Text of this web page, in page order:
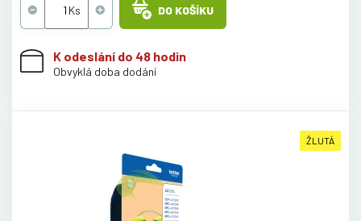
DO KOŠÍKU
K odeslání do 48 hodin
Obvyklá doba dodání
ŽLUTÁ